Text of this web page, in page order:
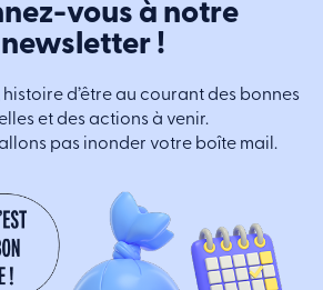
vous à notre
newsletter !
histoire d’être au courant des bonnes
et des actions à venir.
pas inonder votre boîte mail.